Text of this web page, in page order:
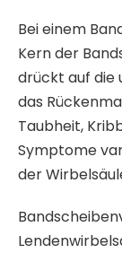
Bei einem
Kern der
drückt auf die
das
Taubheit,
Symptome
der